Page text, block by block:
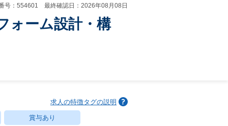
号：554601 最終確認日：2026年08月08日
ォーム設計・構
求人の特徴タグの説明
賞与あり